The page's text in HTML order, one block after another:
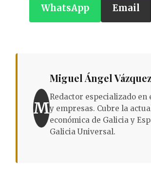
WhatsApp Email
M
Miguel Ángel Vázquez
Redactor especializado en
y empresas. Cubre la
económica de Galicia y
Galicia Universal.